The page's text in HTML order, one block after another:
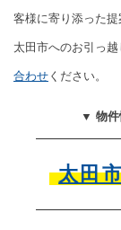
客様に寄り添った提
太田市へのお引っ
合わせ ください。
▼ 物件
太田